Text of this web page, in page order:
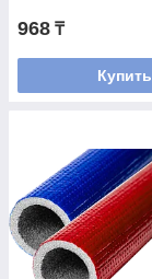
968 ₸
Купить